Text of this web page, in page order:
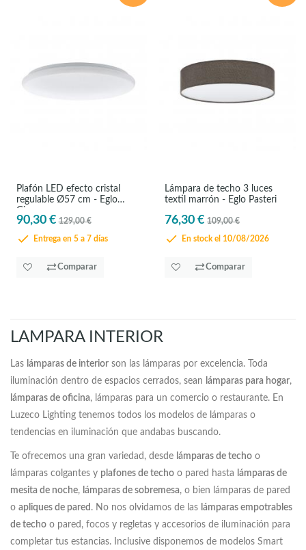
Plafón LED efecto cristal
regulable Ø57 cm - Eglo
Giron
90,30 € 129,00 €
Entrega en 5 a 7 días
Comparar
Lámpara de techo 3 luces
textil marrón - Eglo Pasteri
76,30 € 109,00 €
En stock el 10/08/2026
Comparar
LAMPARA INTERIOR
Las lámparas de interior son las lámparas por excelencia. Toda
iluminación dentro de espacios cerrados, sean lámparas para hogar,
lámparas de oficina, lámparas para un comercio o restaurante. En
Luzeco Lighting tenemos todos los modelos de lámparas o
tendencias en iluminación que andabas buscando.
Te ofrecemos una gran variedad, desde lámparas de techo o
lámparas colgantes y plafones de techo o pared hasta lámparas de
mesita de noche, lámparas de sobremesa, o bien lámparas de pared
o apliques de pared . No nos olvidamos de las lámparas empotrables
de techo o pared, focos y regletas y accesorios de iluminación para
completar tus estancias. Inclusive disponemos de modelos Smart